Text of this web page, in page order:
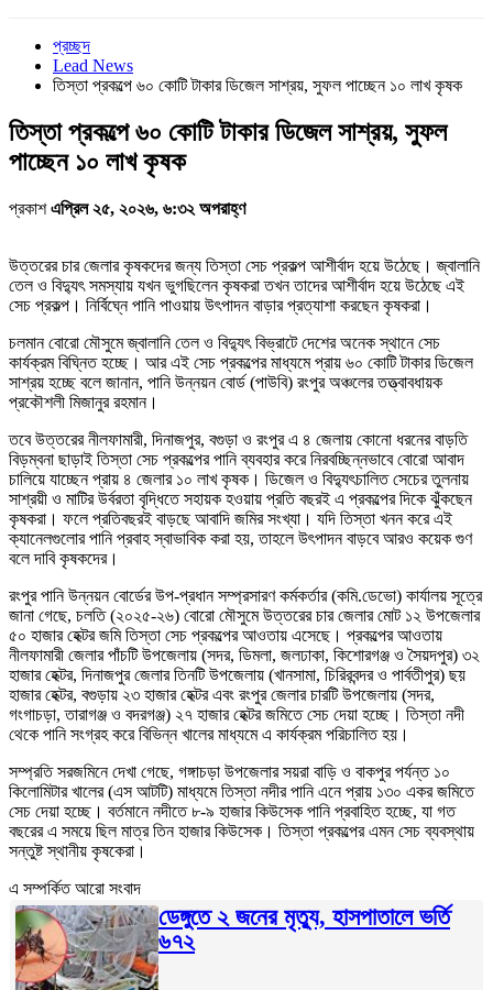
প্রচ্ছদ
Lead News
তিস্তা প্রকল্পে ৬০ কোটি টাকার ডিজেল সাশ্রয়, সুফল পাচ্ছেন ১০ লাখ কৃষক
তিস্তা প্রকল্পে ৬০ কোটি টাকার ডিজেল সাশ্রয়, সুফল
পাচ্ছেন ১০ লাখ কৃষক
প্রকাশএপ্রিল ২৫, ২০২৬, ৬:৩২ অপরাহ্ণ
উত্তরের চার জেলার কৃষকদের জন্য তিস্তা সেচ প্রকল্প আশীর্বাদ হয়ে উঠেছে। জ্বালানি
তেল ও বিদ্যুৎ সমস্যায় যখন ভুগছিলেন কৃষকরা তখন তাদের আশীর্বাদ হয়ে উঠেছে এই
সেচ প্রকল্প। নির্বিঘ্নে পানি পাওয়ায় উৎপাদন বাড়ার প্রত্যাশা করছেন কৃষকরা।
চলমান বোরো মৌসুমে জ্বালানি তেল ও বিদ্যুৎ বিভ্রাটে দেশের অনেক স্থানে সেচ
কার্যক্রম বিঘ্নিত হচ্ছে। আর এই সেচ প্রকল্পের মাধ্যমে প্রায় ৬০ কোটি টাকার ডিজেল
সাশ্রয় হচ্ছে বলে জানান, পানি উন্নয়ন বোর্ড (পাউবি) রংপুর অঞ্চলের তত্ত্বাবধায়ক
প্রকৌশলী মিজানুর রহমান।
তবে উত্তরের নীলফামারী, দিনাজপুর, বগুড়া ও রংপুর এ ৪ জেলায় কোনো ধরনের বাড়তি
বিড়ম্বনা ছাড়াই তিস্তা সেচ প্রকল্পের পানি ব্যবহার করে নিরবচ্ছিন্নভাবে বোরো আবাদ
চালিয়ে যাচ্ছেন প্রায় ৪ জেলার ১০ লাখ কৃষক। ডিজেল ও বিদ্যুৎচালিত সেচের তুলনায়
সাশ্রয়ী ও মাটির উর্বরতা বৃদ্ধিতে সহায়ক হওয়ায় প্রতি বছরই এ প্রকল্পের দিকে ঝুঁকছেন
কৃষকরা। ফলে প্রতিবছরই বাড়ছে আবাদি জমির সংখ্যা। যদি তিস্তা খনন করে এই
ক্যানেলগুলোর পানি প্রবাহ স্বাভাবিক করা হয়, তাহলে উৎপাদন বাড়বে আরও কয়েক গুণ
বলে দাবি কৃষকদের।
রংপুর পানি উন্নয়ন বোর্ডের উপ-প্রধান সম্প্রসারণ কর্মকর্তার (কমি.ডেভো) কার্যালয় সূত্রে
জানা গেছে, চলতি (২০২৫-২৬) বোরো মৌসুমে উত্তরের চার জেলার মোট ১২ উপজেলার
৫০ হাজার হেক্টর জমি তিস্তা সেচ প্রকল্পের আওতায় এসেছে। প্রকল্পের আওতায়
নীলফামারী জেলার পাঁচটি উপজেলায় (সদর, ডিমলা, জলঢাকা, কিশোরগঞ্জ ও সৈয়দপুর) ৩২
হাজার হেক্টর, দিনাজপুর জেলার তিনটি উপজেলায় (খানসামা, চিরিরবন্দর ও পার্বতীপুর) ছয়
হাজার হেক্টর, বগুড়ায় ২৩ হাজার হেক্টর এবং রংপুর জেলার চারটি উপজেলায় (সদর,
গংগাচড়া, তারাগঞ্জ ও বদরগঞ্জ) ২৭ হাজার হেক্টর জমিতে সেচ দেয়া হচ্ছে। তিস্তা নদী
থেকে পানি সংগ্রহ করে বিভিন্ন খালের মাধ্যমে এ কার্যক্রম পরিচালিত হয়।
সম্প্রতি সরজমিনে দেখা গেছে, গঙ্গাচড়া উপজেলার সয়রা বাড়ি ও বাকপুর পর্যন্ত ১০
কিলোমিটার খালের (এস আটটি) মাধ্যমে তিস্তা নদীর পানি এনে প্রায় ১৩০ একর জমিতে
সেচ দেয়া হচ্ছে। বর্তমানে নদীতে ৮-৯ হাজার কিউসেক পানি প্রবাহিত হচ্ছে, যা গত
বছরের এ সময়ে ছিল মাত্র তিন হাজার কিউসেক। তিস্তা প্রকল্পের এমন সেচ ব্যবস্থায়
সন্তুষ্ট স্থানীয় কৃষকেরা।
এ সম্পর্কিত আরো সংবাদ
ডেঙ্গুতে ২ জনের মৃত্যু, হাসপাতালে ভর্তি
৬৭২